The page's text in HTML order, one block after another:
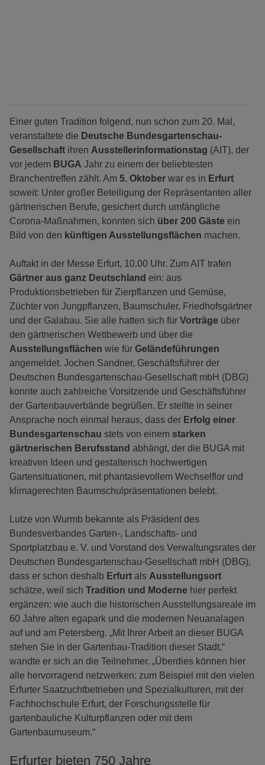
Einer guten Tradition folgend, nun schon zum 20. Mal,
veranstaltete die Deutsche Bundesgartenschau-
Gesellschaft ihren Ausstellerinformationstag (AIT), der
vor jedem BUGA Jahr zu einem der beliebtesten
Branchentreffen zählt. Am 5. Oktober war es in Erfurt
soweit: Unter großer Beteiligung der Repräsentanten aller
gärtnerischen Berufe, gesichert durch umfängliche
Corona-Maßnahmen, konnten sich über 200 Gäste ein
Bild von den künftigen Ausstellungsflächen machen.
Auftakt in der Messe Erfurt, 10.00 Uhr. Zum AIT trafen
Gärtner aus ganz Deutschland ein: aus
Produktionsbetrieben für Zierpflanzen und Gemüse,
Züchter von Jungpflanzen, Baumschuler, Friedhofsgärtner
und der Galabau. Sie alle hatten sich für Vorträge über
den gärtnerischen Wettbewerb und über die
Ausstellungsflächen wie für Geländeführungen
angemeldet. Jochen Sandner, Geschäftsführer der
Deutschen Bundesgartenschau-Gesellschaft mbH (DBG)
konnte auch zahlreiche Vorsitzende und Geschäftsführer
der Gartenbauverbände begrüßen. Er stellte in seiner
Ansprache noch einmal heraus, dass der Erfolg einer
Bundesgartenschau stets von einem starken
gärtnerischen Berufsstand abhängt, der die BUGA mit
kreativen Ideen und gestalterisch hochwertigen
Gartensituationen, mit phantasievollem Wechselflor und
klimagerechten Baumschulpräsentationen belebt.
Lutze von Wurmb bekannte als Präsident des
Bundesverbandes Garten-, Landschafts- und
Sportplatzbau e. V. und Vorstand des Verwaltungsrates der
Deutschen Bundesgartenschau-Gesellschaft mbH (DBG),
dass er schon deshalb Erfurt als Ausstellungsort
schätze, weil sich Tradition und Moderne hier perfekt
ergänzen: wie auch die historischen Ausstellungsareale im
60 Jahre alten egapark und die modernen Neuanalagen
auf und am Petersberg. „Mit Ihrer Arbeit an dieser BUGA
stehen Sie in der Gartenbau-Tradition dieser Stadt,“
wandte er sich an die Teilnehmer. „Überdies können hier
alle hervorragend netzwerken: zum Beispiel mit den vielen
Erfurter Saatzuchtbetrieben und Spezialkulturen, mit der
Fachhochschule Erfurt, der Forschungsstelle für
gartenbauliche Kulturpflanzen oder mit dem
Gartenbaumuseum.“
Erfurter bieten 750 Jahre